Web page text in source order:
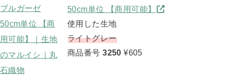
50cm単位 【商用可能】
使用した生地
ライトグレー
商品番号3250 ¥605